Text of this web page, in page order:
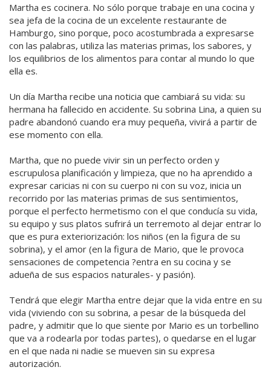
Martha es cocinera. No sólo porque trabaje en una cocina y
sea jefa de la cocina de un excelente restaurante de
Hamburgo, sino porque, poco acostumbrada a expresarse
con las palabras, utiliza las materias primas, los sabores, y
los equilibrios de los alimentos para contar al mundo lo que
ella es.
Un día Martha recibe una noticia que cambiará su vida: su
hermana ha fallecido en accidente. Su sobrina Lina, a quien su
padre abandonó cuando era muy pequeña, vivirá a partir de
ese momento con ella.
Martha, que no puede vivir sin un perfecto orden y
escrupulosa planificación y limpieza, que no ha aprendido a
expresar caricias ni con su cuerpo ni con su voz, inicia un
recorrido por las materias primas de sus sentimientos,
porque el perfecto hermetismo con el que conducía su vida,
su equipo y sus platos sufrirá un terremoto al dejar entrar lo
que es pura exteriorización: los niños (en la figura de su
sobrina), y el amor (en la figura de Mario, que le provoca
sensaciones de competencia ?entra en su cocina y se
adueña de sus espacios naturales- y pasión).
Tendrá que elegir Martha entre dejar que la vida entre en su
vida (viviendo con su sobrina, a pesar de la búsqueda del
padre, y admitir que lo que siente por Mario es un torbellino
que va a rodearla por todas partes), o quedarse en el lugar
en el que nada ni nadie se mueven sin su expresa
autorización.